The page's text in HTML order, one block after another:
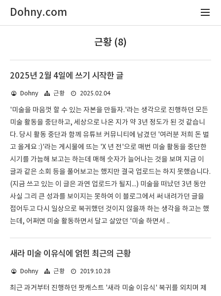
Dohny.com
근황 (8)
2025년 2월 4일에 쓰기 시작한 글
Dohny 근황 2025.02.04
'미술을 마음껏 할 수 있는 자본을 만들자.'라는 생각으로 진행하던 모든
미술 활동을 중단하고, 세상으로 나온 지가 약 3년 정도가 된 것 같습니
다. 당시 활동 중단과 함께 유튜브 커뮤니티에 남겼던 '여러분 저희 돈 벌
고 올게요 :)'라는 게시물에 뜨는 'X 년 전'으로 매번 미술 활동을 중단한
시기를 가늠해 보고는 하는데 매해 숫자가 늘어나는 것을 보며 지금 이
글과 같은 소회 등을 풀어보고는 했지만 결국 업로드는 하지 못했습니다.
(지금 쓰고 있는 이 글은 과연 업로드가 될지...) 미술을 떠났던 3년 동안
사실 그리 큰 성과를 보이지는 못하여 이 블로그에서 써 내려가던 글을
접어두고 다시 일상으로 복귀했던 것이지 않을까 하는 생각을 하고는 했
는데, 어쩌면 미술 활동하면서 달고 살았던 '미술 하면서 ..
새라 미술 이유식에 얽힌 최근의 근황
Dohny 근황 2019.10.28
최근 과거부터 진행하던 팟캐스트 '새라 미술 이유식' 복귀를 외치며 제